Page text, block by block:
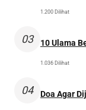
1.200 Dilihat
03 10 Ulama
1.036 Dilihat
04 Doa Agar